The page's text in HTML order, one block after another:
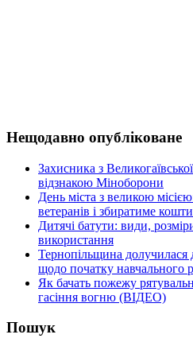
Нещодавно опубліковане
Захисника з
відзнакою Міноборони
День міста з великою
ветеранів і збиратиме
Дитячі батути: види,
використання
Тернопільщина долучилася
щодо початку навчального
Як бачать пожежу
гасіння вогню (ВІДЕО)
Пошук